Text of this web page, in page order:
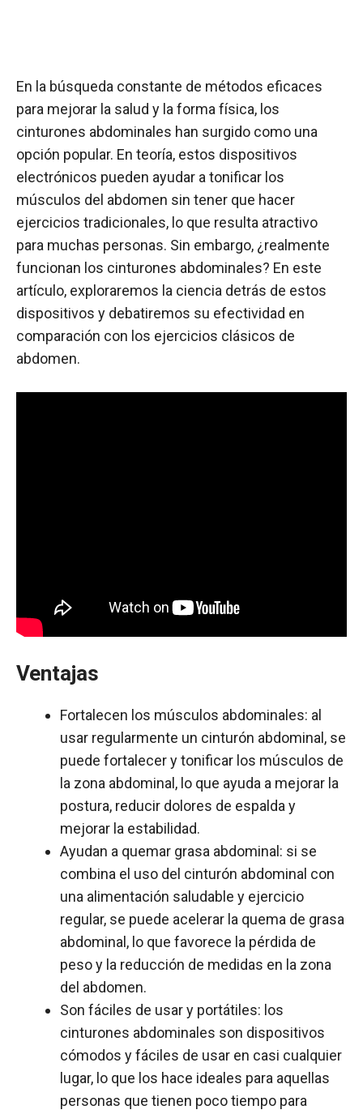
En la búsqueda constante de métodos eficaces
para mejorar la salud y la forma física, los
cinturones abdominales han surgido como una
opción popular. En teoría, estos dispositivos
electrónicos pueden ayudar a tonificar los
músculos del abdomen sin tener que hacer
ejercicios tradicionales, lo que resulta atractivo
para muchas personas. Sin embargo, ¿realmente
funcionan los cinturones abdominales? En este
artículo, exploraremos la ciencia detrás de estos
dispositivos y debatiremos su efectividad en
comparación con los ejercicios clásicos de
abdomen.
Ventajas
Fortalecen los músculos abdominales: al
usar regularmente un cinturón abdominal, se
puede fortalecer y tonificar los músculos de
la zona abdominal, lo que ayuda a mejorar la
postura, reducir dolores de espalda y
mejorar la estabilidad.
Ayudan a quemar grasa abdominal: si se
combina el uso del cinturón abdominal con
una alimentación saludable y ejercicio
regular, se puede acelerar la quema de grasa
abdominal, lo que favorece la pérdida de
peso y la reducción de medidas en la zona
del abdomen.
Son fáciles de usar y portátiles: los
cinturones abdominales son dispositivos
cómodos y fáciles de usar en casi cualquier
lugar, lo que los hace ideales para aquellas
personas que tienen poco tiempo para